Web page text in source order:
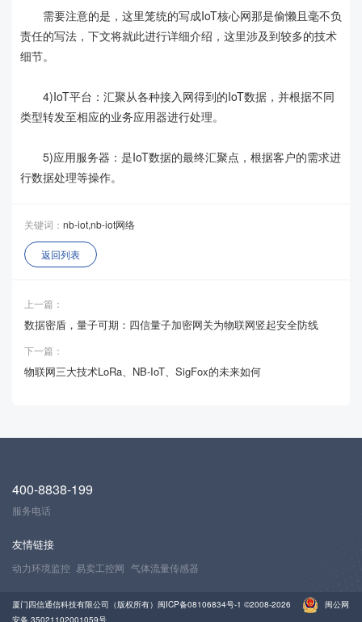
需要注意的是，这里笼统的写成IoT核心网那是偷懒且毫不负
责任的写法，下文将就此进行详细介绍，这里涉及到较多的技术
细节。
4)IoT平台：汇聚从各种接入网得到的IoT数据，并根据不同
类型转发至相应的业务应用器进行处理。
5)应用服务器：是IoT数据的最终汇聚点，根据客户的需求进
行数据处理等操作。
关键词： nb-iot,nb-iot网络
返回列表
上一篇：
数据密盾，量子可期：四信量子加密网关为物联网竖起安全防线
下一篇：
物联网三大技术LoRa、NB-IoT、SigFox的未来如何
400-8838-199
服务电话
友情链接
动力环境监控 易卖工控网 气体流量传感器
厦门四信通信科技有限公司（版权所有） 闽ICP备08106834号-1 ©2008-2026
闽公网